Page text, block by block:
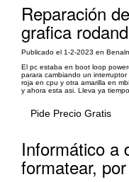
Reparación
grafica
Publicado el 1-2-2023 en
El pc estaba en boot loop
parara cambiando un
roja en cpu y otra amarilla en
y ahora esta asi. Lleva ya tiempo.
Pide Precio Gratis
Informático a
formatear,